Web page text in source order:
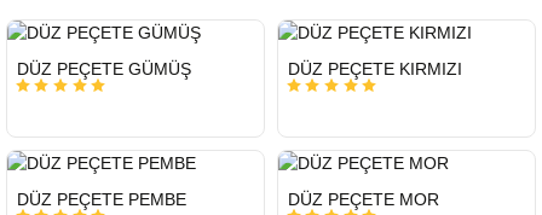
GÖNDERİ
DÜZ PEÇETE GÜMÜŞ
GÖNDERİ
DÜZ PEÇETE KIRMIZI
GÖNDERİ
DÜZ PEÇETE PEMBE
GÖNDERİ
DÜZ PEÇETE MOR